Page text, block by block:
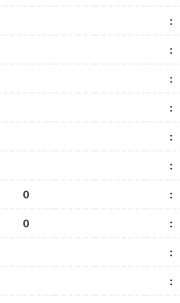
:
:
:
:
:
:
0 :
0 :
:
:
:
:
:
:
:
:
0 :
0 :
:
: